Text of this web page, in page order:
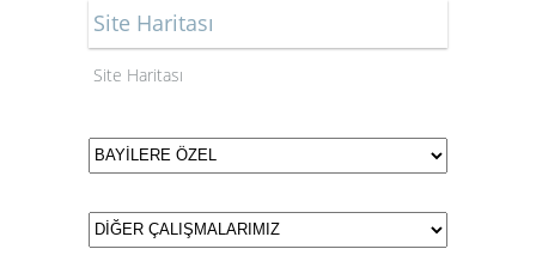
Site Haritası
Site Haritası